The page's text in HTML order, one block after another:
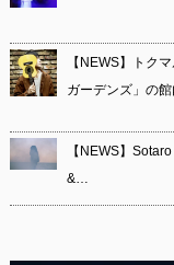
【NEWS】トク
ガーデンズ」の
【NEWS】
&…